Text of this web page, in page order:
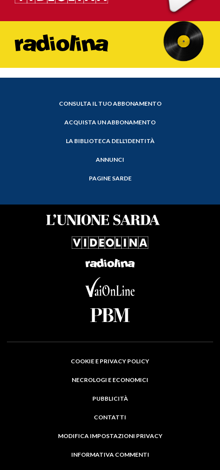
CONSULTA IL TUO ABBONAMENTO
ACQUISTA UN ABBONAMENTO
LA BIBLIOTECA DELL'IDENTITÀ
ANNUNCI
PAGINE SARDE
COOKIE E PRIVACY POLICY
NECROLOGI E ECONOMICI
PUBBLICITÀ
CONTATTI
MODIFICA IMPOSTAZIONI PRIVACY
INFORMATIVA COMMENTI